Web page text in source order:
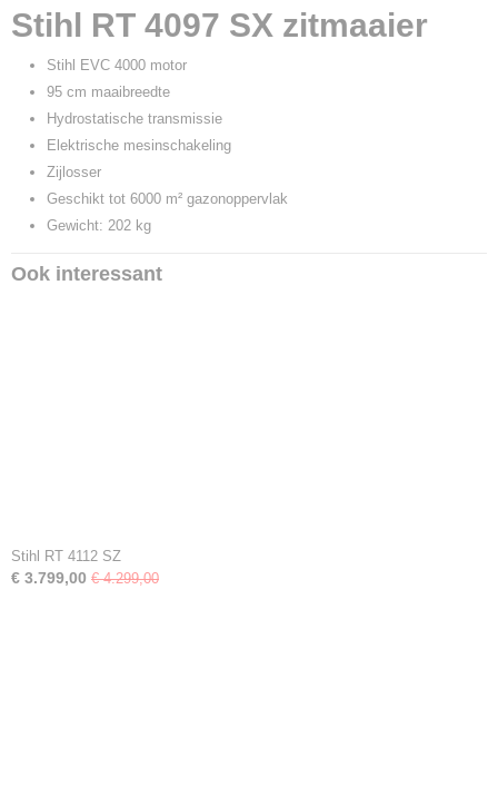
EAN code
886661779116
Productcode leverancier
Stihl RT 4097 SX zitmaaier
Stihl EVC 4000 motor
95 cm maaibreedte
Hydrostatische transmissie
Elektrische mesinschakeling
Zijlosser
Geschikt tot 6000 m² gazonoppervlak
Gewicht: 202 kg
Ook interessant
Stihl RT 4112 SZ
€ 3.799,00 € 4.299,00